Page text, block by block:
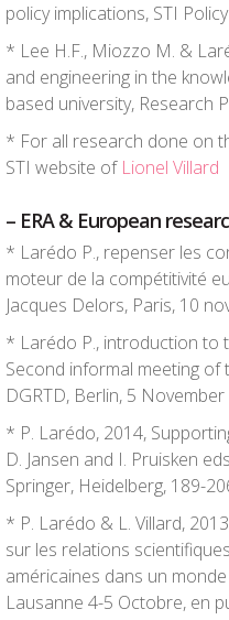
policy implications, STI
* Lee H.F., Miozzo M. &
and engineering in the
based university, Research
* For all research done on
STI website of Lionel Villard
– ERA & European
* Larédo P., repenser les
moteur de la compétitivité
Jacques Delors, Paris, 10
* Larédo P., introduction to
Second informal meeting
DGRTD, Berlin, 5
* P. Larédo, 2014,
D. Jansen and I. Pruisken
Springer, Heidelberg, 189-
* P. Larédo & L. Villard,
sur les relations
américaines dans un
Lausanne 4-5 Octobre, en